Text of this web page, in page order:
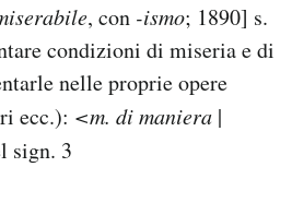
, con -ismo; 1890] s.
condizioni di miseria e di
nelle proprie opere
ecc.): <m. di maniera |
sign. 3